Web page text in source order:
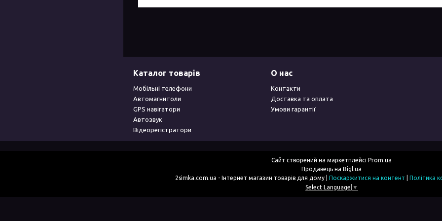
Каталог товарів
Мобільні телефони
Автомагнитоли
GPS навігатори
Автозвук
Відеорегістратори
О нас
Контакти
Доставка та оплата
Умови гарантії
Сайт створений на маркетплейсі Prom.ua
Продавець на Bigl.ua
Поскаржитися на контент
Політика
Select Language ▼